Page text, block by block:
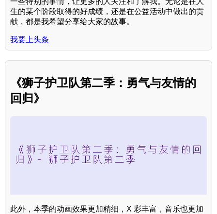
生的某个阶段取得的好成绩，还是在公益活动中做出的贡
献，都是我希望分享给大家的故事。
我要上头条
《狮子护卫队第二季：勇气与友情的
回归》
此外，本季的动画效果更加精细，X 彩丰富，音乐也更加